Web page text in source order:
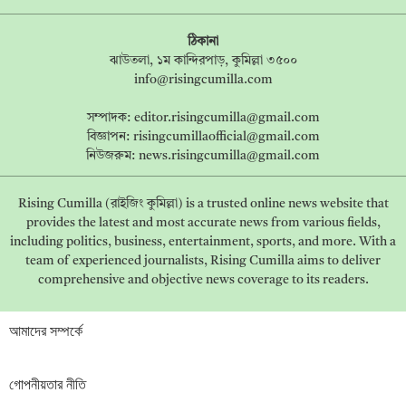
ঠিকানা
ঝাউতলা, ১ম কান্দিরপাড়, কুমিল্লা ৩৫০০
info@risingcumilla.com
সম্পাদক: editor.risingcumilla@gmail.com
বিজ্ঞাপন: risingcumillaofficial@gmail.com
নিউজরুম: news.risingcumilla@gmail.com
Rising Cumilla (রাইজিং কুমিল্লা) is a trusted online news website that
provides the latest and most accurate news from various fields,
including politics, business, entertainment, sports, and more. With a
team of experienced journalists, Rising Cumilla aims to deliver
comprehensive and objective news coverage to its readers.
আমাদের সম্পর্কে
গোপনীয়তার নীতি